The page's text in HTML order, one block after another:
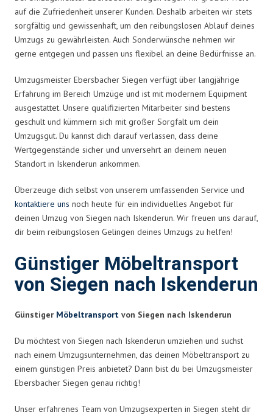
auf die Zufriedenheit unserer Kunden. Deshalb arbeiten wir stets
sorgfältig und gewissenhaft, um den reibungslosen Ablauf deines
Umzugs zu gewährleisten. Auch Sonderwünsche nehmen wir
gerne entgegen und passen uns flexibel an deine Bedürfnisse an.
Umzugsmeister Ebersbacher Siegen verfügt über langjährige
Erfahrung im Bereich Umzüge und ist mit modernem Equipment
ausgestattet. Unsere qualifizierten Mitarbeiter sind bestens
geschult und kümmern sich mit großer Sorgfalt um dein
Umzugsgut. Du kannst dich darauf verlassen, dass deine
Wertgegenstände sicher und unversehrt an deinem neuen
Standort in Iskenderun ankommen.
Überzeuge dich selbst von unserem umfassenden Service und
kontaktiere uns noch heute für ein individuelles Angebot für
deinen Umzug von Siegen nach Iskenderun. Wir freuen uns darauf,
dir beim reibungslosen Gelingen deines Umzugs zu helfen!
Günstiger Möbeltransport
von Siegen nach Iskenderun
Günstiger Möbeltransport von Siegen nach Iskenderun
Du möchtest von Siegen nach Iskenderun umziehen und suchst
nach einem Umzugsunternehmen, das deinen Möbeltransport zu
einem günstigen Preis anbietet? Dann bist du bei Umzugsmeister
Ebersbacher Siegen genau richtig!
Unser erfahrenes Team von Umzugsexperten in Siegen steht dir